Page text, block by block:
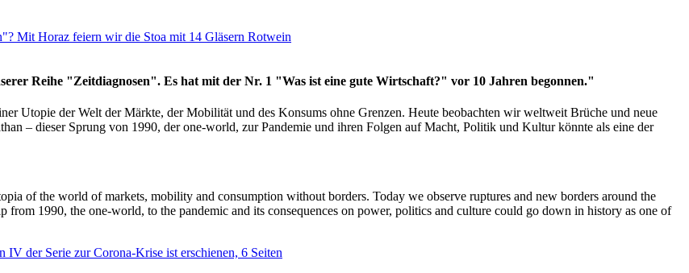
Mit Horaz feiern wir die Stoa mit 14 Gläsern Rotwein
Reihe "Zeitdiagnosen". Es hat mit der Nr. 1 "Was ist eine gute Wirtschaft?" vor 10 Jahren begonnen."
Utopie der Welt der Märkte, der Mobilität und des Konsums ohne Grenzen. Heute beobachten wir weltweit Brüche und neue
– dieser Sprung von 1990, der one-world, zur Pandemie und ihren Folgen auf Macht, Politik und Kultur könnte als eine der
of the world of markets, mobility and consumption without borders. Today we observe ruptures and new borders around the
1990, the one-world, to the pandemic and its consequences on power, politics and culture could go down in history as one of
der Serie zur Corona-Krise ist erschienen, 6 Seiten